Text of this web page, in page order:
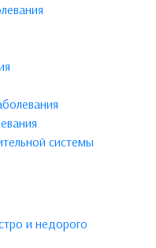
системы
и недорого